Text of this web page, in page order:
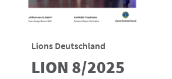
Lions Deutschland
LION 8/2025